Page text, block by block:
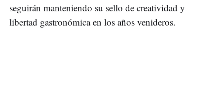
seguirán manteniendo su sello de creatividad y
libertad gastronómica en los años venideros.